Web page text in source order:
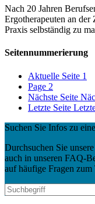
Nach 20 Jahren
Ergotherapeuten an der
Praxis selbständig zu
Seitennummerierung
Aktuelle Seite 1
Page 2
Nächste Seite
Letzte Seite
Suchen Sie Infos zu
Durchsuchen Sie
auch in unseren FAQ-
auf häufige Fragen